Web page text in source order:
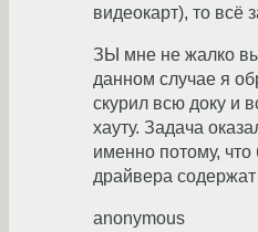
видеокарт), то всё
ЗЫ мне не жалко
данном случае я
скурил всю доку и
хауту. Задача
именно потому,
драйвера
anonymous